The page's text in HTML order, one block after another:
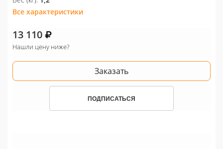
Все характеристики
13 110
Нашли цену ниже?
Заказать
ПОДПИСАТЬСЯ